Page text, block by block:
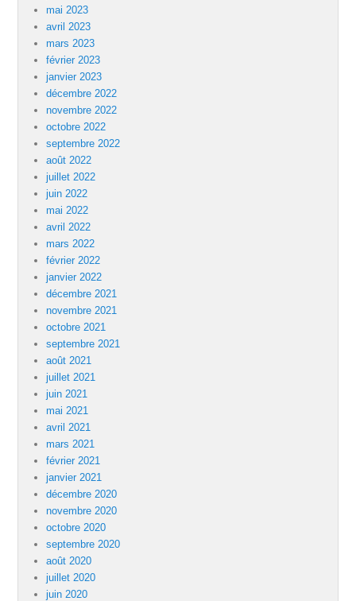
mai 2023
avril 2023
mars 2023
février 2023
janvier 2023
décembre 2022
novembre 2022
octobre 2022
septembre 2022
août 2022
juillet 2022
juin 2022
mai 2022
avril 2022
mars 2022
février 2022
janvier 2022
décembre 2021
novembre 2021
octobre 2021
septembre 2021
août 2021
juillet 2021
juin 2021
mai 2021
avril 2021
mars 2021
février 2021
janvier 2021
décembre 2020
novembre 2020
octobre 2020
septembre 2020
août 2020
juillet 2020
juin 2020